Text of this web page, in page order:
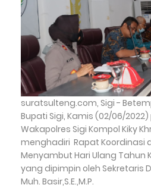
suratsulteng.com, Sigi -
Bupati Sigi, Kamis (02/06/
Wakapolres Sigi Kompol Kiky
menghadiri Rapat Koordinasi
Menyambut Hari Ulang Tahun
yang dipimpin oleh Sekretaris
Muh. Basir,S.E.,M.P.